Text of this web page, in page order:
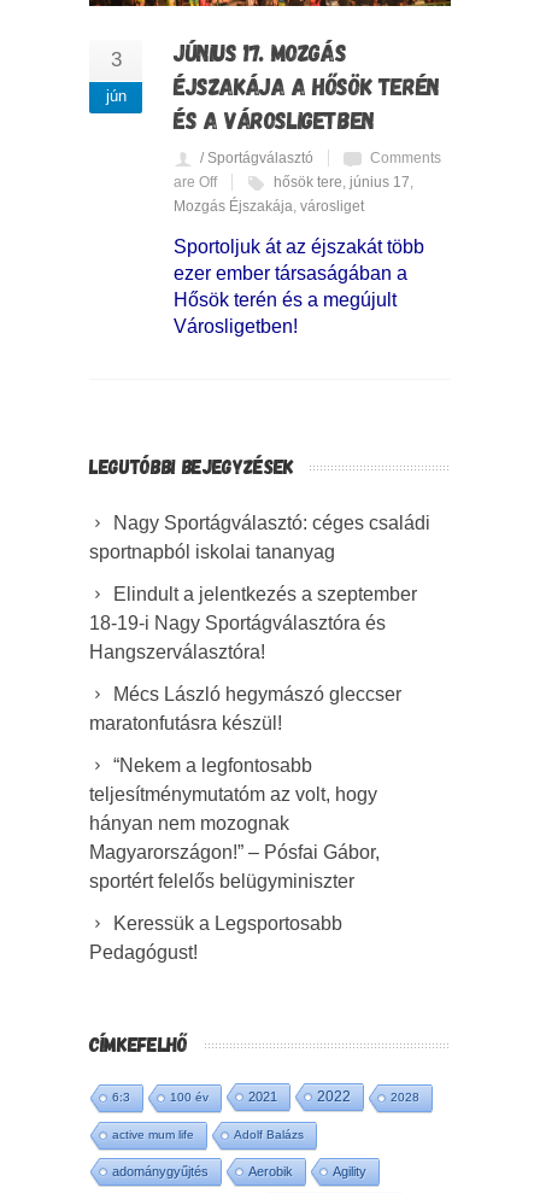
3
jún
JÚNIUS 17. MOZGÁS
ÉJSZAKÁJA A HŐSÖK TERÉN
ÉS A VÁROSLIGETBEN
/ Sportágválasztó
Comments
are Off
hősök tere június 17
Mozgás Éjszakája városliget
Sportoljuk át az éjszakát több
ezer ember társaságában a
Hősök terén és a megújult
Városligetben!
LEGUTÓBBI BEJEGYZÉSEK
Nagy Sportágválasztó: céges családi
sportnapból iskolai tananyag
Elindult a jelentkezés a szeptember
18-19-i Nagy Sportágválasztóra és
Hangszerválasztóra!
Mécs László hegymászó gleccser
maratonfutásra készül!
“Nekem a legfontosabb
teljesítménymutatóm az volt, hogy
hányan nem mozognak
Magyarországon!” – Pósfai Gábor,
sportért felelős belügyminiszter
Keressük a Legsportosabb
Pedagógust!
CÍMKEFELHŐ
6:3 100 év 2021 2022 2028
active mum life Adolf Balázs
adománygyűjtés Aerobik Agility